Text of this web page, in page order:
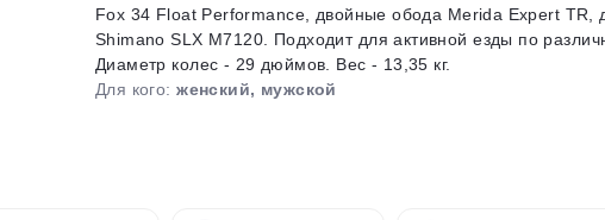
Fox 34 Float Performance, двойные обода Merida Expert TR,
Shimano SLX M7120. Подходит для активной езды по
Диаметр колес - 29 дюймов. Вес - 13,35 кг.
Для кого:женский, мужской
Подробнееоб оплате Плайтом